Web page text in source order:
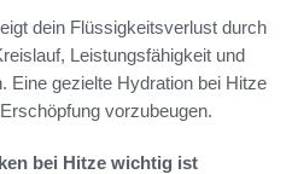
dein Flüssigkeitsverlust durch
Leistungsfähigkeit und
Eine gezielte Hydration bei Hitze
vorzubeugen.
bei Hitze wichtig ist